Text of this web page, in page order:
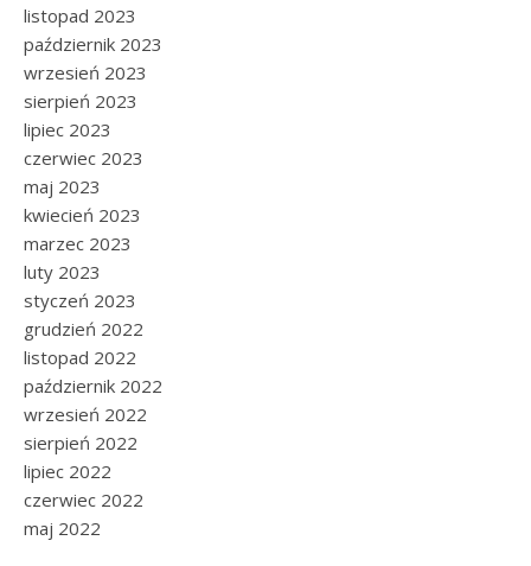
listopad 2023
październik 2023
wrzesień 2023
sierpień 2023
lipiec 2023
czerwiec 2023
maj 2023
kwiecień 2023
marzec 2023
luty 2023
styczeń 2023
grudzień 2022
listopad 2022
październik 2022
wrzesień 2022
sierpień 2022
lipiec 2022
czerwiec 2022
maj 2022